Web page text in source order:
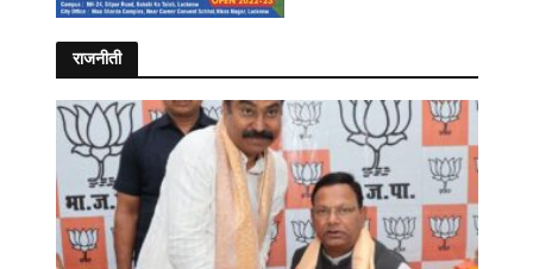
राजनीती